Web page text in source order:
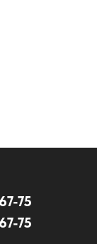
75
75